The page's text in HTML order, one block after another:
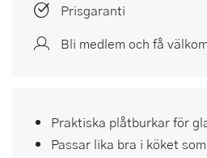
Prisgaranti
Bli medlem och få
Praktiska plåtburkar för
Passar lika bra i köket